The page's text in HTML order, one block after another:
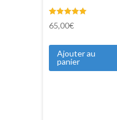
Noté
5.00
3
notations
client
65,00€
Ajouter au
panier